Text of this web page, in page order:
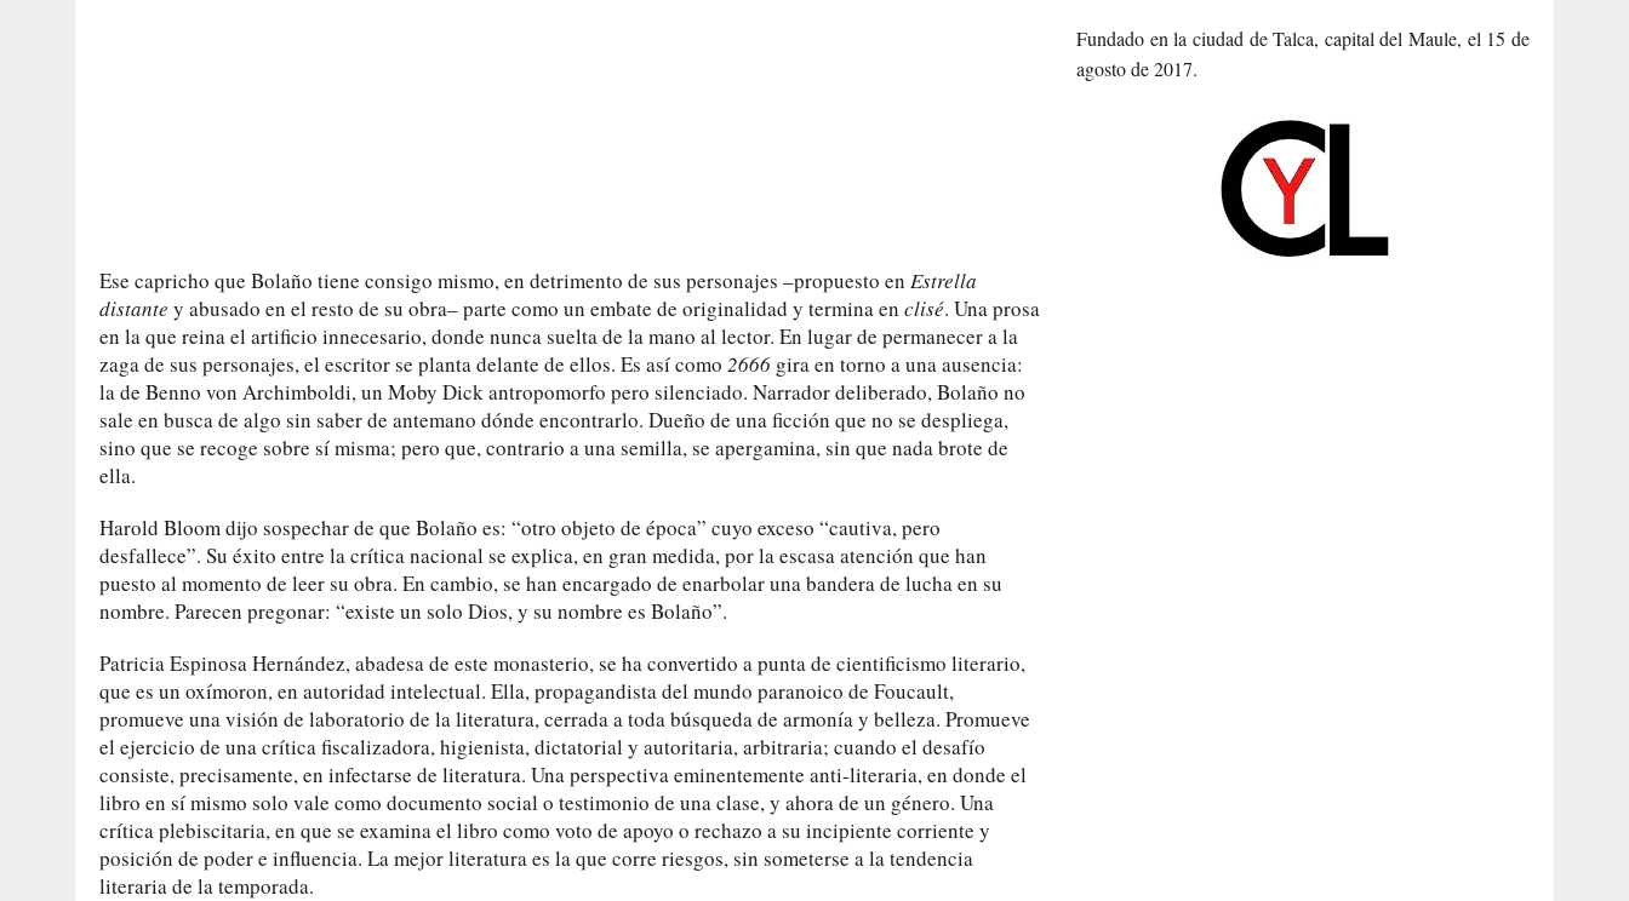
Ese capricho que Bolaño tiene consigo mismo, en detrimento de sus personajes –propuesto en Estrella
distante y abusado en el resto de su obra– parte como un embate de originalidad y termina en clisé. Una prosa
en la que reina el artificio innecesario, donde nunca suelta de la mano al lector. En lugar de permanecer a la
zaga de sus personajes, el escritor se planta delante de ellos. Es así como 2666 gira en torno a una ausencia:
la de Benno von Archimboldi, un Moby Dick antropomorfo pero silenciado. Narrador deliberado, Bolaño no
sale en busca de algo sin saber de antemano dónde encontrarlo. Dueño de una ficción que no se despliega,
sino que se recoge sobre sí misma; pero que, contrario a una semilla, se apergamina, sin que nada brote de
ella.
Harold Bloom dijo sospechar de que Bolaño es: “otro objeto de época” cuyo exceso “cautiva, pero
desfallece”. Su éxito entre la crítica nacional se explica, en gran medida, por la escasa atención que han
puesto al momento de leer su obra. En cambio, se han encargado de enarbolar una bandera de lucha en su
nombre. Parecen pregonar: “existe un solo Dios, y su nombre es Bolaño”.
Patricia Espinosa Hernández, abadesa de este monasterio, se ha convertido a punta de cientificismo literario,
que es un oxímoron, en autoridad intelectual. Ella, propagandista del mundo paranoico de Foucault,
promueve una visión de laboratorio de la literatura, cerrada a toda búsqueda de armonía y belleza. Promueve
el ejercicio de una crítica fiscalizadora, higienista, dictatorial y autoritaria, arbitraria; cuando el desafío
consiste, precisamente, en infectarse de literatura. Una perspectiva eminentemente anti-literaria, en donde el
libro en sí mismo solo vale como documento social o testimonio de una clase, y ahora de un género. Una
crítica plebiscitaria, en que se examina el libro como voto de apoyo o rechazo a su incipiente corriente y
posición de poder e influencia. La mejor literatura es la que corre riesgos, sin someterse a la tendencia
literaria de la temporada.
Fundado en la ciudad de Talca, capital del Maule, el 15 de
agosto de 2017.